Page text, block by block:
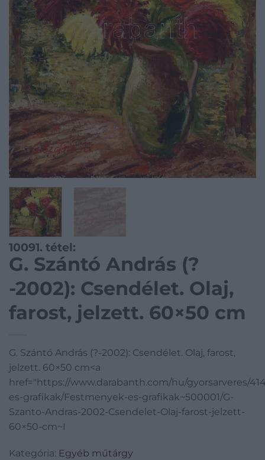
10091. tétel:
G. Szántó András (?
-2002): Csendélet. Olaj,
farost, jelzett. 60×50 cm
G. Szántó András (?-2002): Csendélet. Olaj, farost,
jelzett. 60×50 cm<a
href="https://www.darabanth.com/hu/gyorsarveres/
es-grafikak/Festmenyek-es-grafikak~500001/G-
Szanto-Andras-2002-Csendelet-Olaj-farost-jelzett-
60×50-cm~I
Kategória: Egyéb műtárgy